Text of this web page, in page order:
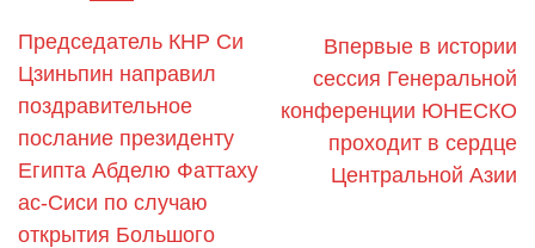
Председатель КНР Си
Цзиньпин направил
поздравительное
послание президенту
Египта Абделю Фаттаху
ас-Сиси по случаю
открытия Большого
Впервые в истории
сессия Генеральной
конференции ЮНЕСКО
проходит в сердце
Центральной Азии